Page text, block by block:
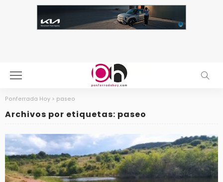
Ponferrada Hoy > paseo
Archivos por etiquetas: paseo